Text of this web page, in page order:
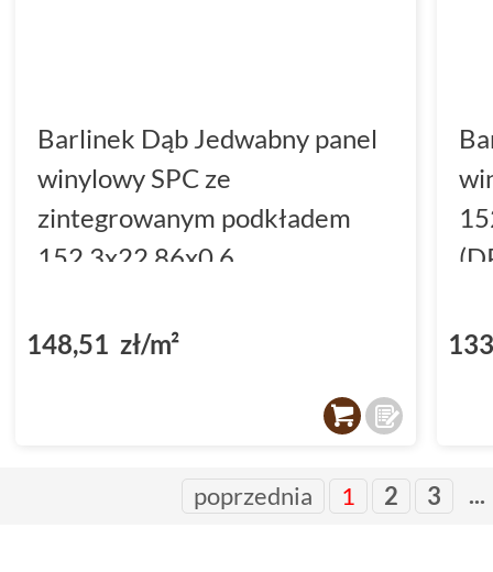
Barlinek Dąb Jedwabny panel
winylowy SPC ze
zintegrowanym podkładem
152.3x22.86x0.6
148,51 zł/m²
poprzednia 1 2 3 ...